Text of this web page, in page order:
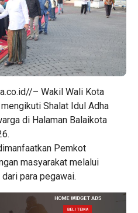
– Wakil Wali Kota
Shalat Idul Adha
di Halaman Balaikota
Pemkot
masyarakat melalui
para pegawai.